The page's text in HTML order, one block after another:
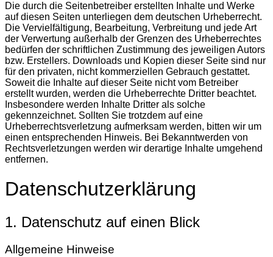
Die durch die Seitenbetreiber erstellten Inhalte und Werke
auf diesen Seiten unterliegen dem deutschen Urheberrecht.
Die Vervielfältigung, Bearbeitung, Verbreitung und jede Art
der Verwertung außerhalb der Grenzen des Urheberrechtes
bedürfen der schriftlichen Zustimmung des jeweiligen Autors
bzw. Erstellers. Downloads und Kopien dieser Seite sind nur
für den privaten, nicht kommerziellen Gebrauch gestattet.
Soweit die Inhalte auf dieser Seite nicht vom Betreiber
erstellt wurden, werden die Urheberrechte Dritter beachtet.
Insbesondere werden Inhalte Dritter als solche
gekennzeichnet. Sollten Sie trotzdem auf eine
Urheberrechtsverletzung aufmerksam werden, bitten wir um
einen entsprechenden Hinweis. Bei Bekanntwerden von
Rechtsverletzungen werden wir derartige Inhalte umgehend
entfernen.
Datenschutzerklärung
1. Datenschutz auf einen Blick
Allgemeine Hinweise